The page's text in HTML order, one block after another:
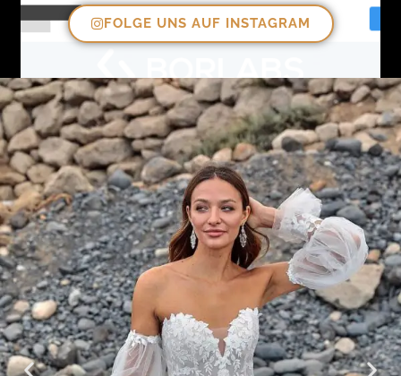
Sie sehen gerade einen Platzhalterinhalt von
Instagram. Um auf den eigentlichen Inhalt
zuzugreifen, klicken Sie auf die Schaltfläche unten.
Bitte beachten Sie, dass dabei Daten an
Drittanbieter weitergegeben werden.
Mehr Informationen
Inhalt entsperren
Erforderlichen Service akzeptieren und
Inhalte entsperren
FOLGE UNS AUF INSTAGRAM